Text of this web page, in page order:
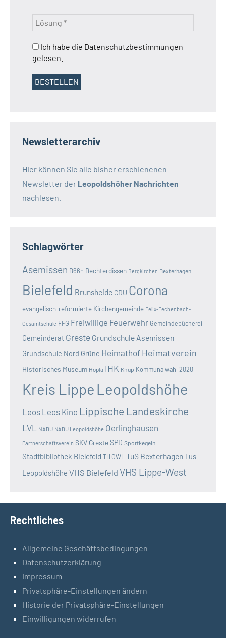
Ich habe die Datenschutzbestimmungen
gelesen.
Newsletterarchiv
Hier können Sie alle bisher erschienenen
Newsletter der Leopoldshöher Nachrichten
nachlesen.
Schlagwörter
Asemissen B66n Bechterdissen Bergkirchen Bexterhagen
Bielefeld Brunsheide CDU Corona
evangelisch-reformierte Kirchengemeinde Felix-Fechenbach-
Gesamtschule FFG Freiwillige Feuerwehr Gemeindebücherei
Gemeinderat Greste Grundschule Asemissen
Grundschule Nord Grüne Heimathof Heimatverein
Historisches Museum Hopla IHK Knup Kommunalwahl 2020
Kreis Lippe Leopoldshöhe
Leos Leos Kino Lippische Landeskirche
LVL NABU NABU Leopoldshöhe Oerlinghausen
Partnerschaftsverein SKV GresteSPD Sportkegeln
Stadtbibliothek Bielefeld TH OWL TuS BexterhagenTus
Leopoldshöhe VHS Bielefeld VHS Lippe-West
Rechtliches
Allgemeine Geschäftsbedingungen
Datenschutzerklärung
Impressum
Privatsphäre-Einstellungen ändern
Historie der Privatsphäre-Einstellungen
Einwilligungen widerrufen